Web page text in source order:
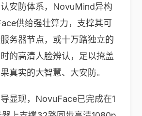
安防体系，NovuMind异构
供给强壮算力，支撑其可
务器节点，或十万路独立的
的高清人脸辨认，足以掩盖
真实的大智慧、大安防。
显现，NovuFace已完成在1